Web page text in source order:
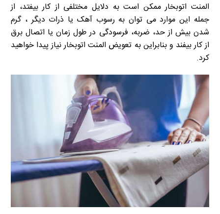
المنت اتوبخار ممکن است به دلایل مختلفی از کار بیفتد، از
جمله این موارد می توان به رسوب آهک یا ذرات دیگر ، گرم
شدن بیش از حد، ضربه، فرسودگی در طول زمان یا اتصال برق
از کار بیفند و بنابراین به تعویض المنت اتوبخار نیاز پیدا خواهید
کرد.